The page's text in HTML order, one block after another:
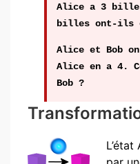
Alice a 3
billes ont-ils
Alice et Bob
Alice en a 4.
Bob ?